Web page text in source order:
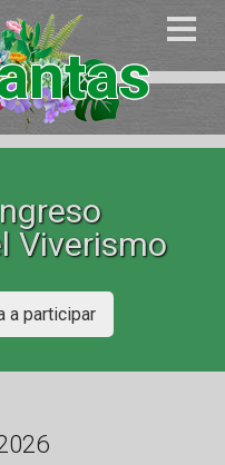
Viverismo
a participar